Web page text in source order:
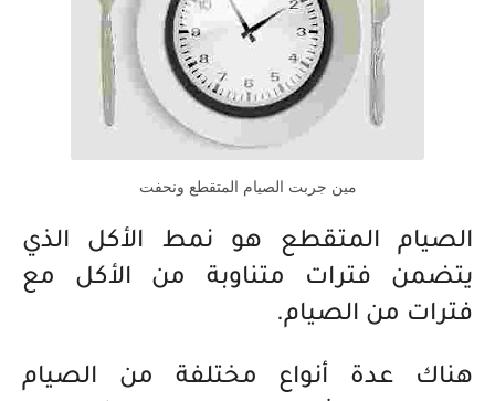
مين جربت الصيام المتقطع ونحفت
الصيام المتقطع هو نمط الأكل الذي
يتضمن فترات متناوبة من الأكل مع
فترات من الصيام.
هناك عدة أنواع مختلفة من الصيام